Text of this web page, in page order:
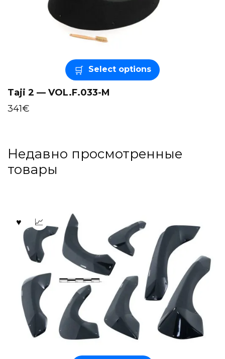
Select options
Taji 2 — VOL.F.033-M
341€
Недавно просмотренные
товары